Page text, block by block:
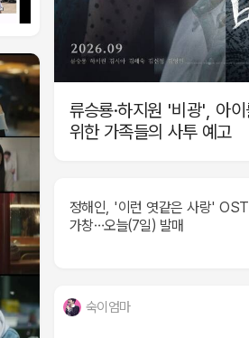
류승룡·하지원 '비광', 아
위한 가족들의 사투 예고
정해인, '이런 엿같은 사랑' OST
가창…오늘(7일) 발매
숙이엄마